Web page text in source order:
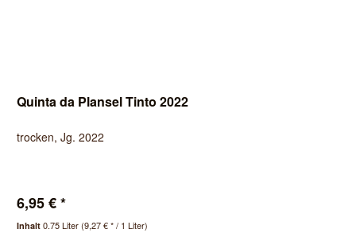
Quinta da Plansel Tinto 2022
trocken, Jg. 2022
6,95 € *
Inhalt0.75 Liter(9,27 € * / 1 Liter)